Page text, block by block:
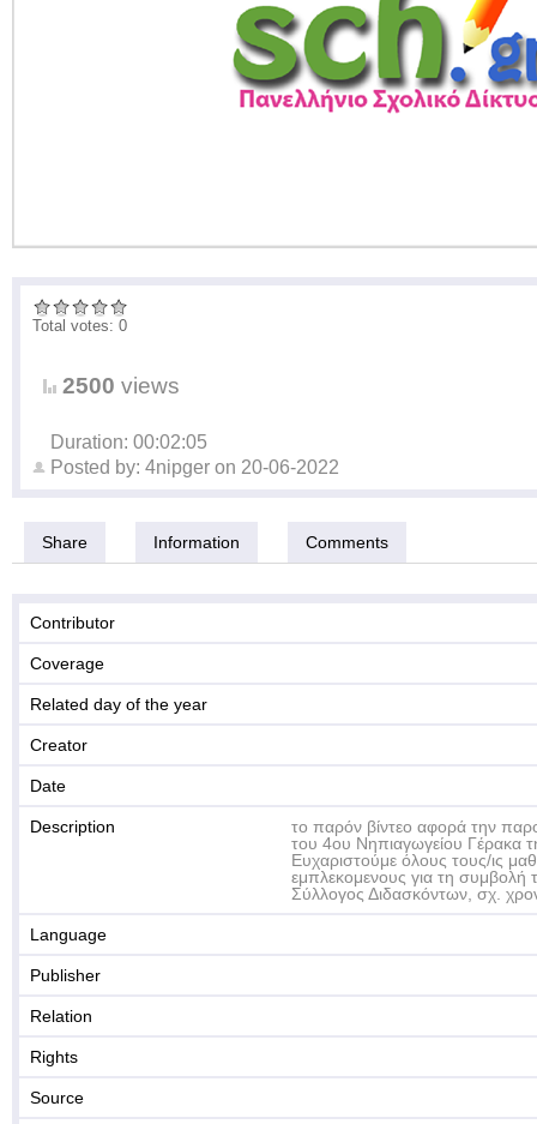
Total votes: 0
2500 views
Duration: 00:02:05
Posted by: 4nipger on 20-06-2022
Share Information Comments
Contributor
Coverage
Related day of the year
Creator
Date
Description
το παρόν βίντεο αφορά την
του 4ου Νηπιαγωγείου Γέρακα
Ευχαριστούμε όλους τους/ις
εμπλεκομενους για τη συμβολή
Σύλλογος Διδασκόντων, σχ.
Language
Publisher
Relation
Rights
Source